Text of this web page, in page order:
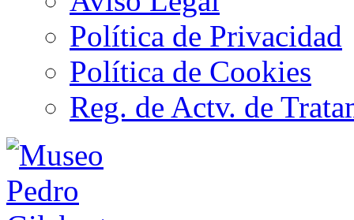
Política de Privacidad
Política de Cookies
Reg. de Actv. de